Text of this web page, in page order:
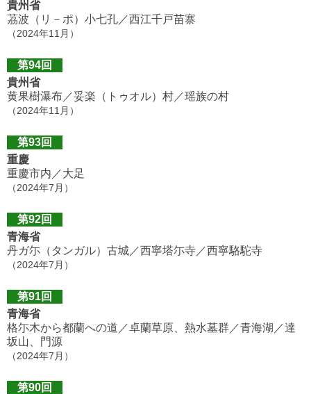
貴州省
茘波（リ－ポ）小七孔／西江千戸苗寨
（2024年11月）
第94回
貴州省
黄果樹瀑布／妥楽（トゥオル）村／瑶族の村
（2024年11月）
第93回
重慶
重慶市内／大足
（2024年7月）
第92回
青海省
丹ガ尓（タンガル）古城／西寧塔尓寺／西寧駱駝寺
（2024年7月）
第91回
青海省
格尓木から都蘭への道／卓蘭草原、熱水墓群／青海湖／達
坂山、門源
（2024年7月）
第90回